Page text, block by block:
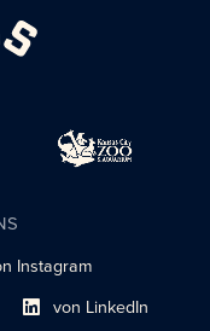
sozialen Profil
Instagram
Link zum sozialen Profil
von LinkedIn